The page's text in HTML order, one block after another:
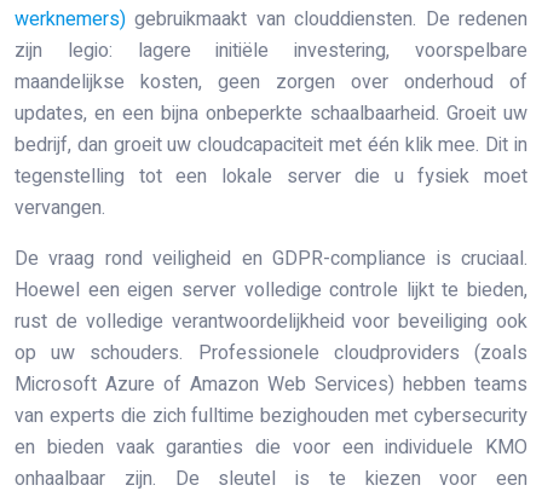
werknemers) gebruikmaakt van clouddiensten. De redenen
zijn legio: lagere initiële investering, voorspelbare
maandelijkse kosten, geen zorgen over onderhoud of
updates, en een bijna onbeperkte schaalbaarheid. Groeit uw
bedrijf, dan groeit uw cloudcapaciteit met één klik mee. Dit in
tegenstelling tot een lokale server die u fysiek moet
vervangen.
De vraag rond veiligheid en GDPR-compliance is cruciaal.
Hoewel een eigen server volledige controle lijkt te bieden,
rust de volledige verantwoordelijkheid voor beveiliging ook
op uw schouders. Professionele cloudproviders (zoals
Microsoft Azure of Amazon Web Services) hebben teams
van experts die zich fulltime bezighouden met cybersecurity
en bieden vaak garanties die voor een individuele KMO
onhaalbaar zijn. De sleutel is te kiezen voor een